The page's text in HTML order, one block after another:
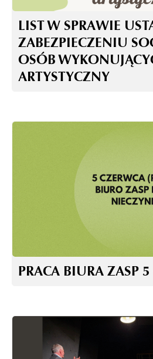
LIST W SPRAWIE
ZABEZPIECZENIU
OSÓB
ARTYSTYCZNY
PRACA BIURA ZASP